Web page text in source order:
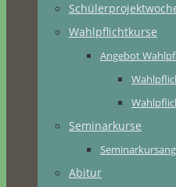
Wahlpflichtkurse
Angebot
Seminarkurse
Abitur